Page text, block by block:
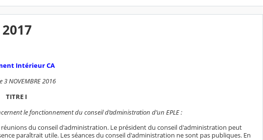
Intérieur CA
3 NOVEMBRE 2016
TITRE I
le fonctionnement du conseil d’administration d’un EPLE :
du conseil d'administration. Le président du conseil d'administration peut
paraîtrait utile. Les séances du conseil d'administration ne sont pas publiques. En